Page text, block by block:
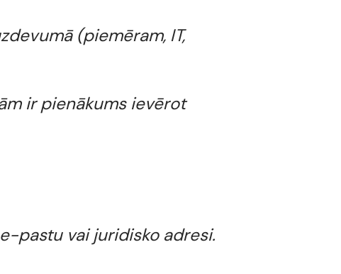
(piemēram, IT,
ir pienākums ievērot
pastu vai juridisko adresi.